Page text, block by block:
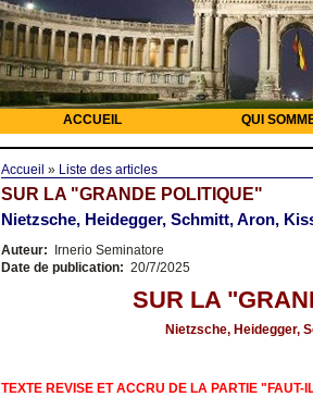
ACCUEIL QUI
Accueil » Liste des articles
SUR LA "GRANDE POLITIQUE"
Nietzsche, Heidegger, Schmitt, Aron,
Auteur: Irnerio Seminatore
Date de publication: 20/7/2025
SUR LA
Nietzsche, Heidegger,
TEXTE REVISE ET ACCRU DE LA PARTIE "FAUT-